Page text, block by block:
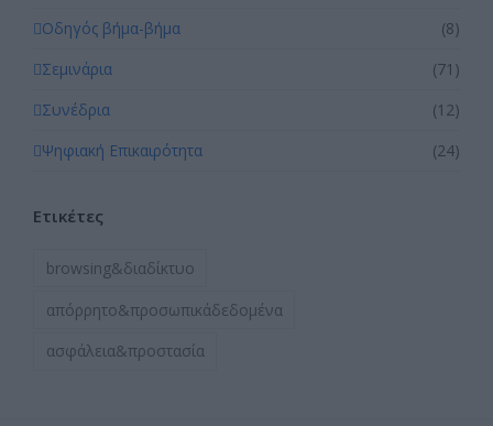
Οδηγός βήμα-βήμα
(8)
Σεμινάρια
(71)
Συνέδρια
(12)
Ψηφιακή Επικαιρότητα
(24)
Ετικέτες
browsing&διαδίκτυο
απόρρητο&προσωπικάδεδομένα
ασφάλεια&προστασία